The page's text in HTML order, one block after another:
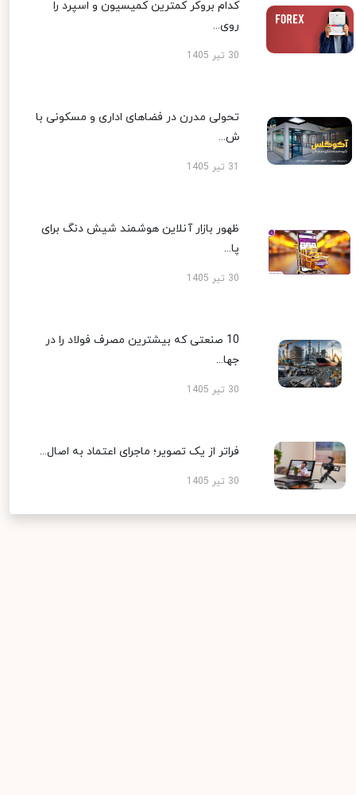
کدام بروکر کمترین کمیسیون و اسپرد را
روی...
30 تیر 1405
تحولی مدرن در فضاهای اداری و مسکونی با
ش...
ظهور بازار آنلاین هوشمند شیش دنگ برای
پا...
30 تیر 1405
10 صنعتی که بیشترین مصرف فولاد را در
جها...
30 تیر 1405
فراتر از یک تصویر؛ ماجرای اعتماد به اصال...
30 تیر 1405